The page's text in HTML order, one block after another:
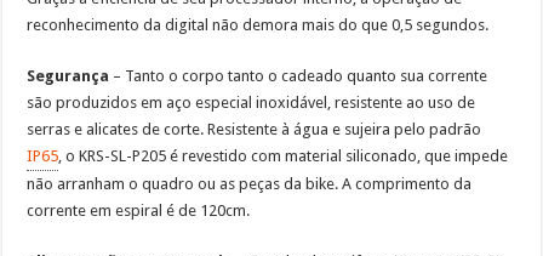
reconhecimento da digital não demora mais do que 0,5 segundos.
Segurança – Tanto o corpo tanto o cadeado quanto sua corrente
são produzidos em aço especial inoxidável, resistente ao uso de
serras e alicates de corte. Resistente à água e sujeira pelo padrão
IP65, o KRS-SL-P205 é revestido com material siliconado, que impede
não arranham o quadro ou as peças da bike. A comprimento da
corrente em espiral é de 120cm.